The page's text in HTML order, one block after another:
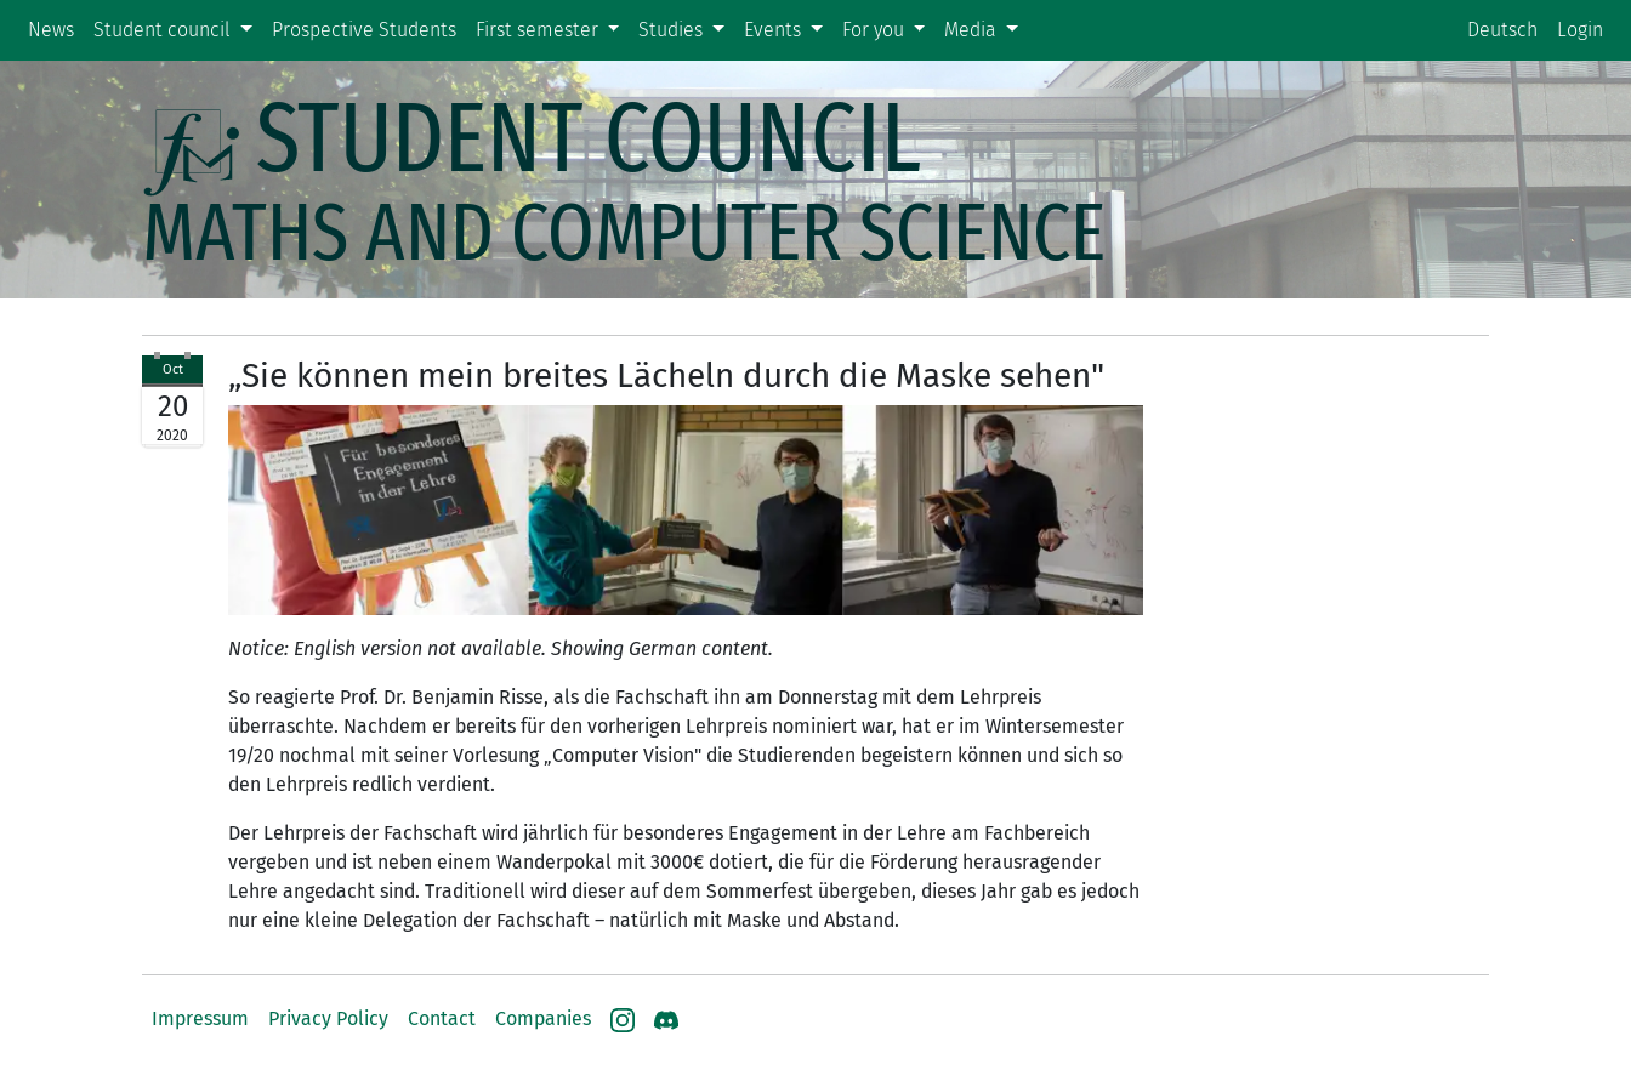
News Student council Prospective Students First semester Studies Events For you Media Deutsch Login
STUDENT COUNCIL
MATHS AND COMPUTER SCIENCE
Oct
20
2020
„Sie können mein breites Lächeln durch die Maske sehen"
Notice: English version not available. Showing German content.
So reagierte Prof. Dr. Benjamin Risse, als die Fachschaft ihn am Donnerstag mit dem Lehrpreis
überraschte. Nachdem er bereits für den vorherigen Lehrpreis nominiert war, hat er im Wintersemester
19/20 nochmal mit seiner Vorlesung „Computer Vision" die Studierenden begeistern können und sich so
den Lehrpreis redlich verdient.
Der Lehrpreis der Fachschaft wird jährlich für besonderes Engagement in der Lehre am Fachbereich
vergeben und ist neben einem Wanderpokal mit 3000€ dotiert, die für die Förderung herausragender
Lehre angedacht sind. Traditionell wird dieser auf dem Sommerfest übergeben, dieses Jahr gab es jedoch
nur eine kleine Delegation der Fachschaft – natürlich mit Maske und Abstand.
Impressum Privacy Policy Contact Companies